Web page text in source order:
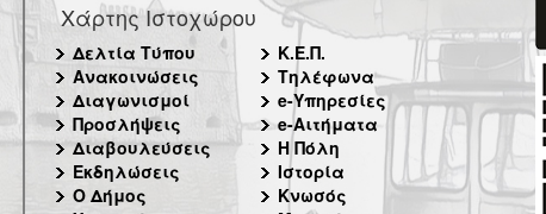
Χάρτης Ιστοχώρου
Δελτία Τύπου
Ανακοινώσεις
Διαγωνισμοί
Προσλήψεις
Διαβουλεύσεις
Εκδηλώσεις
Ο Δήμος
Κ.Ε.Π.
Τηλέφωνα
e-Υπηρεσίες
e-Αιτήματα
Η Πόλη
Ιστορία
Κνωσός